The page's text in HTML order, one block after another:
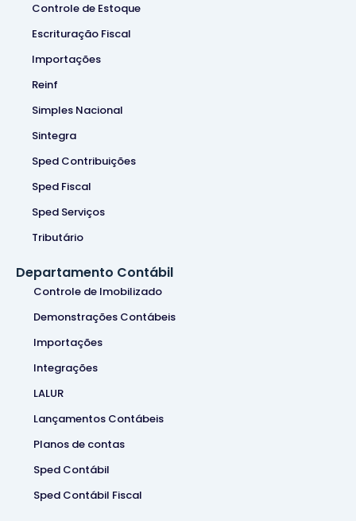
Controle de Estoque
Escrituração Fiscal
Importações
Reinf
Simples Nacional
Sintegra
Sped Contribuições
Sped Fiscal
Sped Serviços
Tributário
Departamento Contábil
Controle de Imobilizado
Demonstrações Contábeis
Importações
Integrações
LALUR
Lançamentos Contábeis
Planos de contas
Sped Contábil
Sped Contábil Fiscal